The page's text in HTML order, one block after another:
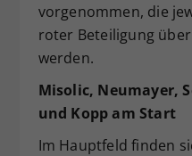
vorgenommen, die
roter Beteiligung
werden.
Misolic, Neumayer,
und Kopp am Start
Im Hauptfeld finden